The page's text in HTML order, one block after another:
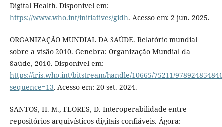
Digital Health. Disponível em:
https://www.who.int/initiatives/gidh. Acesso em: 2 jun. 2025.
ORGANIZAÇÃO MUNDIAL DA SAÚDE. Relatório mundial
sobre a visão 2010. Genebra: Organização Mundial da
Saúde, 2010. Disponível em:
https://iris.who.int/bitstream/handle/10665/75211/
sequence=13. Acesso em: 20 set. 2024.
SANTOS, H. M., FLORES, D. Interoperabilidade entre
repositórios arquivísticos digitais confiáveis. Ágora: